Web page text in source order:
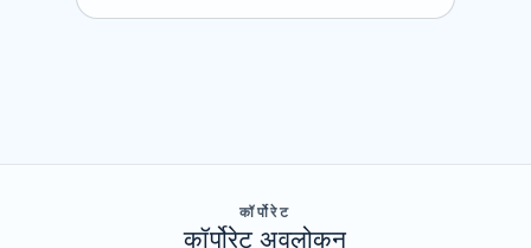
कॉर्पोरेट
कॉर्पोरेट अवलोकन